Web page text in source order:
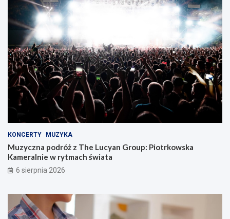
KONCERTY MUZYKA
Muzyczna podróż z The Lucyan Group: Piotrkowska
Kameralnie w rytmach świata
6 sierpnia 2026